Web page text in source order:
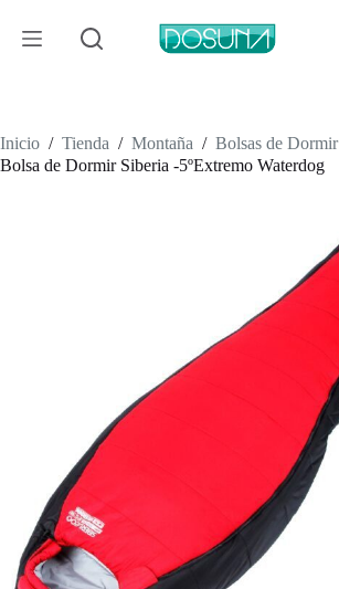
contenido
Inicio / Tienda / Montaña / Bolsas de Dormir
Bolsa de Dormir Siberia -5ºExtremo Waterdog